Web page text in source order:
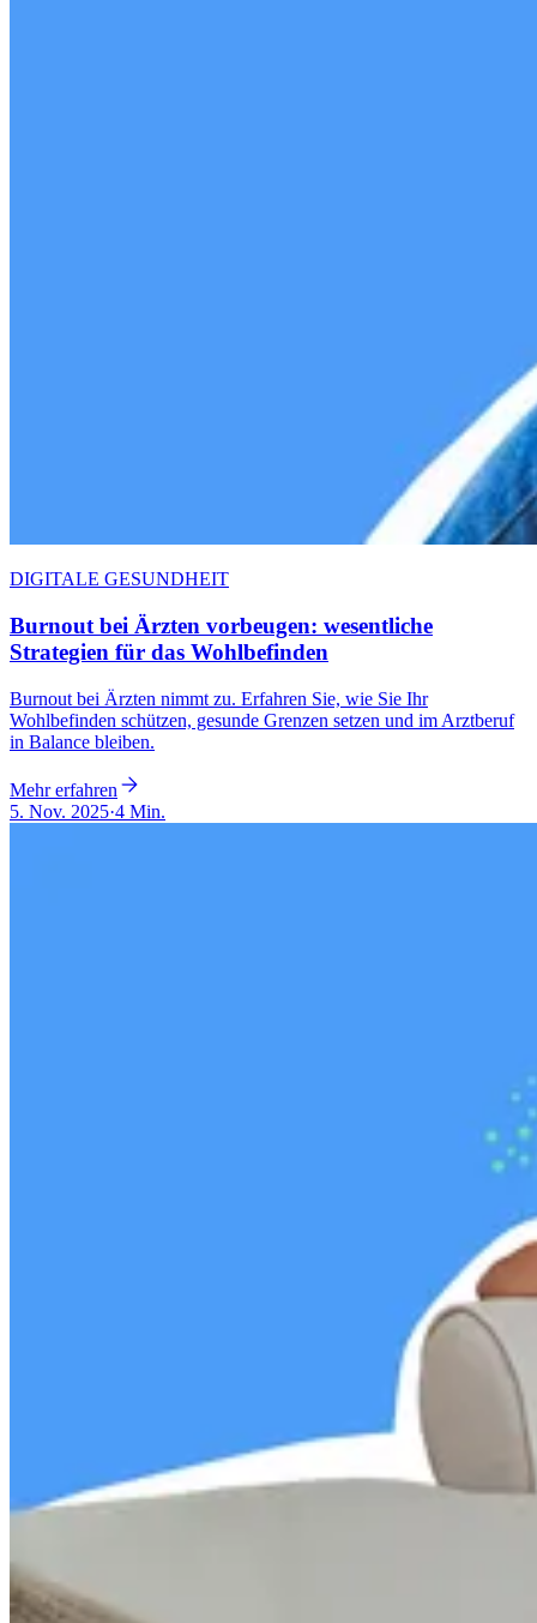
DIGITALE GESUNDHEIT
Burnout bei Ärzten vorbeugen: wesentliche
Strategien für das Wohlbefinden
Burnout bei Ärzten nimmt zu. Erfahren Sie, wie Sie Ihr
Wohlbefinden schützen, gesunde Grenzen setzen und im Arztberuf
in Balance bleiben.
Mehr erfahren
5. Nov. 2025·4 Min.